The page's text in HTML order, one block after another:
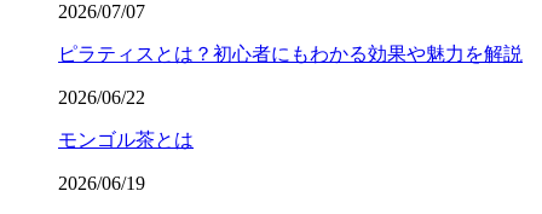
2026/07/07
ピラティスとは？初心者にもわかる効果や魅力を解説
2026/06/22
モンゴル茶とは
2026/06/19